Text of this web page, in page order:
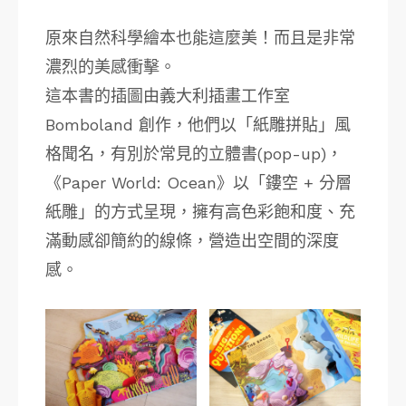
原來自然科學繪本也能這麼美！而且是非常
濃烈的美感衝擊。
這本書的插圖由義大利插畫工作室
Bomboland 創作，他們以「紙雕拼貼」風
格聞名，有別於常見的立體書(pop-up)，
《Paper World: Ocean》以「鏤空 + 分層
紙雕」的方式呈現，擁有高色彩飽和度、充
滿動感卻簡約的線條，營造出空間的深度
感。